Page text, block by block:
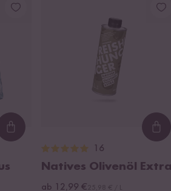
Loading...
16
Natives Olivenöl Extra
ab 12,99 €